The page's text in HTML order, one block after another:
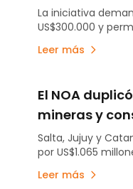
financiada
empresas
La iniciativa
US$300.000 y
proveedores
futura etapa con
Leer más
El NOA
mineras y
motor de
Salta, Jujuy y
por US$1.065
lo que implicó
interanual de
Leer más